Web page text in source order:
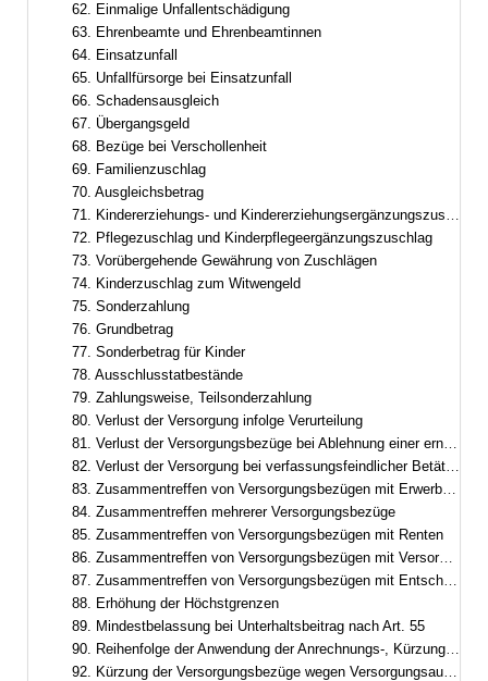
62. Einmalige Unfallentschädigung
63. Ehrenbeamte und Ehrenbeamtinnen
64. Einsatzunfall
65. Unfallfürsorge bei Einsatzunfall
66. Schadensausgleich
67. Übergangsgeld
68. Bezüge bei Verschollenheit
69. Familienzuschlag
70. Ausgleichsbetrag
71. Kindererziehungs- und Kindererziehungsergänzungszuschlag
72. Pflegezuschlag und Kinderpflegeergänzungszuschlag
73. Vorübergehende Gewährung von Zuschlägen
74. Kinderzuschlag zum Witwengeld
75. Sonderzahlung
76. Grundbetrag
77. Sonderbetrag für Kinder
78. Ausschlusstatbestände
79. Zahlungsweise, Teilsonderzahlung
80. Verlust der Versorgung infolge Verurteilung
81. Verlust der Versorgungsbezüge bei Ablehnung einer erneuten Berufung
82. Verlust der Versorgung bei verfassungsfeindlicher Betätigung
83. Zusammentreffen von Versorgungsbezügen mit Erwerbs- und Erwerbsersatzeinkommen
84. Zusammentreffen mehrerer Versorgungsbezüge
85. Zusammentreffen von Versorgungsbezügen mit Renten
86. Zusammentreffen von Versorgungsbezügen mit Versorgung aus zwischenstaatlicher und überstaatlicher Verwendung
87. Zusammentreffen von Versorgungsbezügen mit Entschädigung oder Versorgungsbezügen nach dem Abgeordnetenstatut des Europäischen Parlaments
88. Erhöhung der Höchstgrenzen
89. Mindestbelassung bei Unterhaltsbeitrag nach Art. 55
90. Reihenfolge der Anwendung der Anrechnungs-, Kürzungs- und Ruhensvorschriften
92. Kürzung der Versorgungsbezüge wegen Versorgungsausgleich